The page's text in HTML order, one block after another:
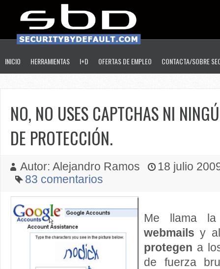
INICIO HERRAMIENTAS I+D OFERTAS DE EMPLEO CONTACTA/SOBRE
NO, NO USES CAPTCHAS NI
DE PROTECCIÓN.
Autor: Alejandro Ramos
18 julio
83 comentarios
Me llama
webmailsy
protegen a
de fuerza